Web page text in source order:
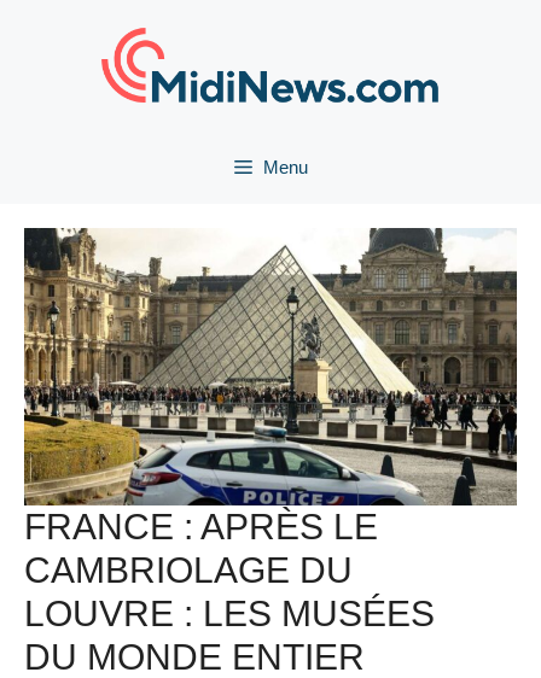
Menu
FRANCE : APRÈS LE
CAMBRIOLAGE DU
LOUVRE : LES MUSÉES
DU MONDE ENTIER